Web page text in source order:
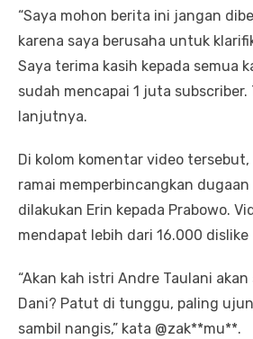
“Saya mohon berita ini jangan
karena saya berusaha untuk
Saya terima kasih kepada semua
sudah mencapai 1 juta subscriber.
lanjutnya.
Di kolom komentar video
ramai memperbincangkan
dilakukan Erin kepada Prabowo.
mendapat lebih dari 16.000 dislike
“Akan kah istri Andre Taulani
Dani? Patut di tunggu, paling
sambil nangis,” kata @zak**mu**.